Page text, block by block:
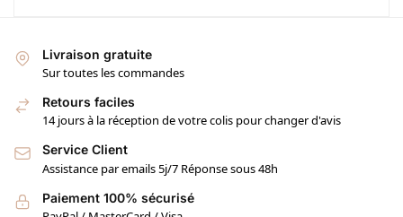
Livraison gratuite
Sur toutes les commandes
Retours faciles
14 jours à la réception de votre colis pour changer d'avis
Service Client
Assistance par emails 5j/7 Réponse sous 48h
Paiement 100% sécurisé